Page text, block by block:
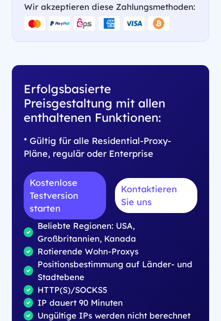
Wir akzeptieren diese Zahlungsmethoden:
Erfolgsbasierte
Preisgestaltung mit allen
enthaltenen Funktionen:
* Gültig für alle Residential-Proxy-
Pläne, regulär oder Enterprise
Kostenlose
Testversion
starten
Kontaktieren
Sie uns
Beliebte Regionen: USA,
Großbritannien, Kanada
Rotierende Wohn-Proxys
Positionsbestimmung auf Länder- und
Stadtebene
HTTP(S)/SOCKS5
IP dauert 90 Minuten
Ungültige IPs werden nicht berechnet